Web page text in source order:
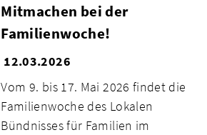
Mitmachen bei der
Familienwoche!
12.03.2026
Vom 9. bis 17. Mai 2026 findet die
Familienwoche des Lokalen
Bündnisses für Familien im